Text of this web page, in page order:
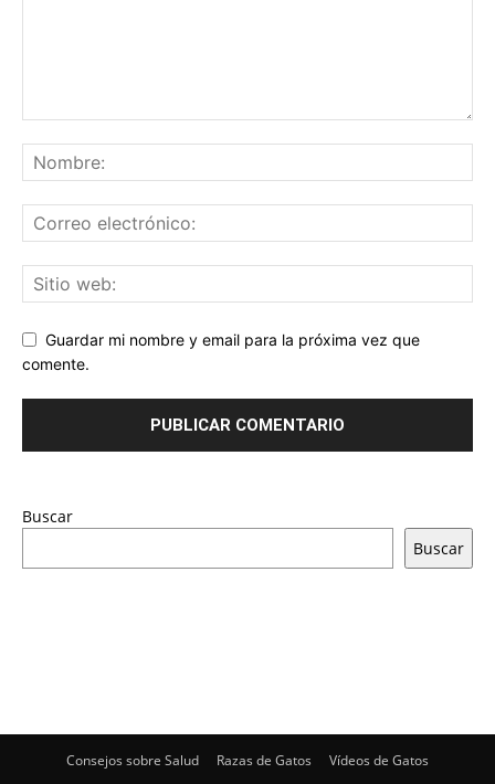
Guardar mi nombre y email para la próxima vez que
comente.
Buscar
Buscar
Consejos sobre Salud Razas de Gatos Vídeos de Gatos